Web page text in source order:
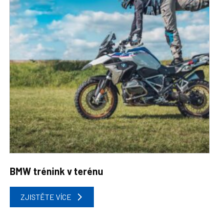
BMW trénink v terénu
ZJISTĚTE VÍCE
Tento
má